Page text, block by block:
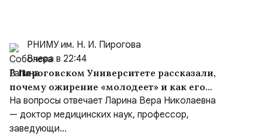
РНИМУ им. Н. И. Пирогова
Вчера в 22:44
В Пироговском Университете рассказали,
почему ожирение «молодеет» и как его
предотвра
На вопросы отвечает Ларина Вера Николаевна
— доктор медицинских наук, профессор,
заведующи...